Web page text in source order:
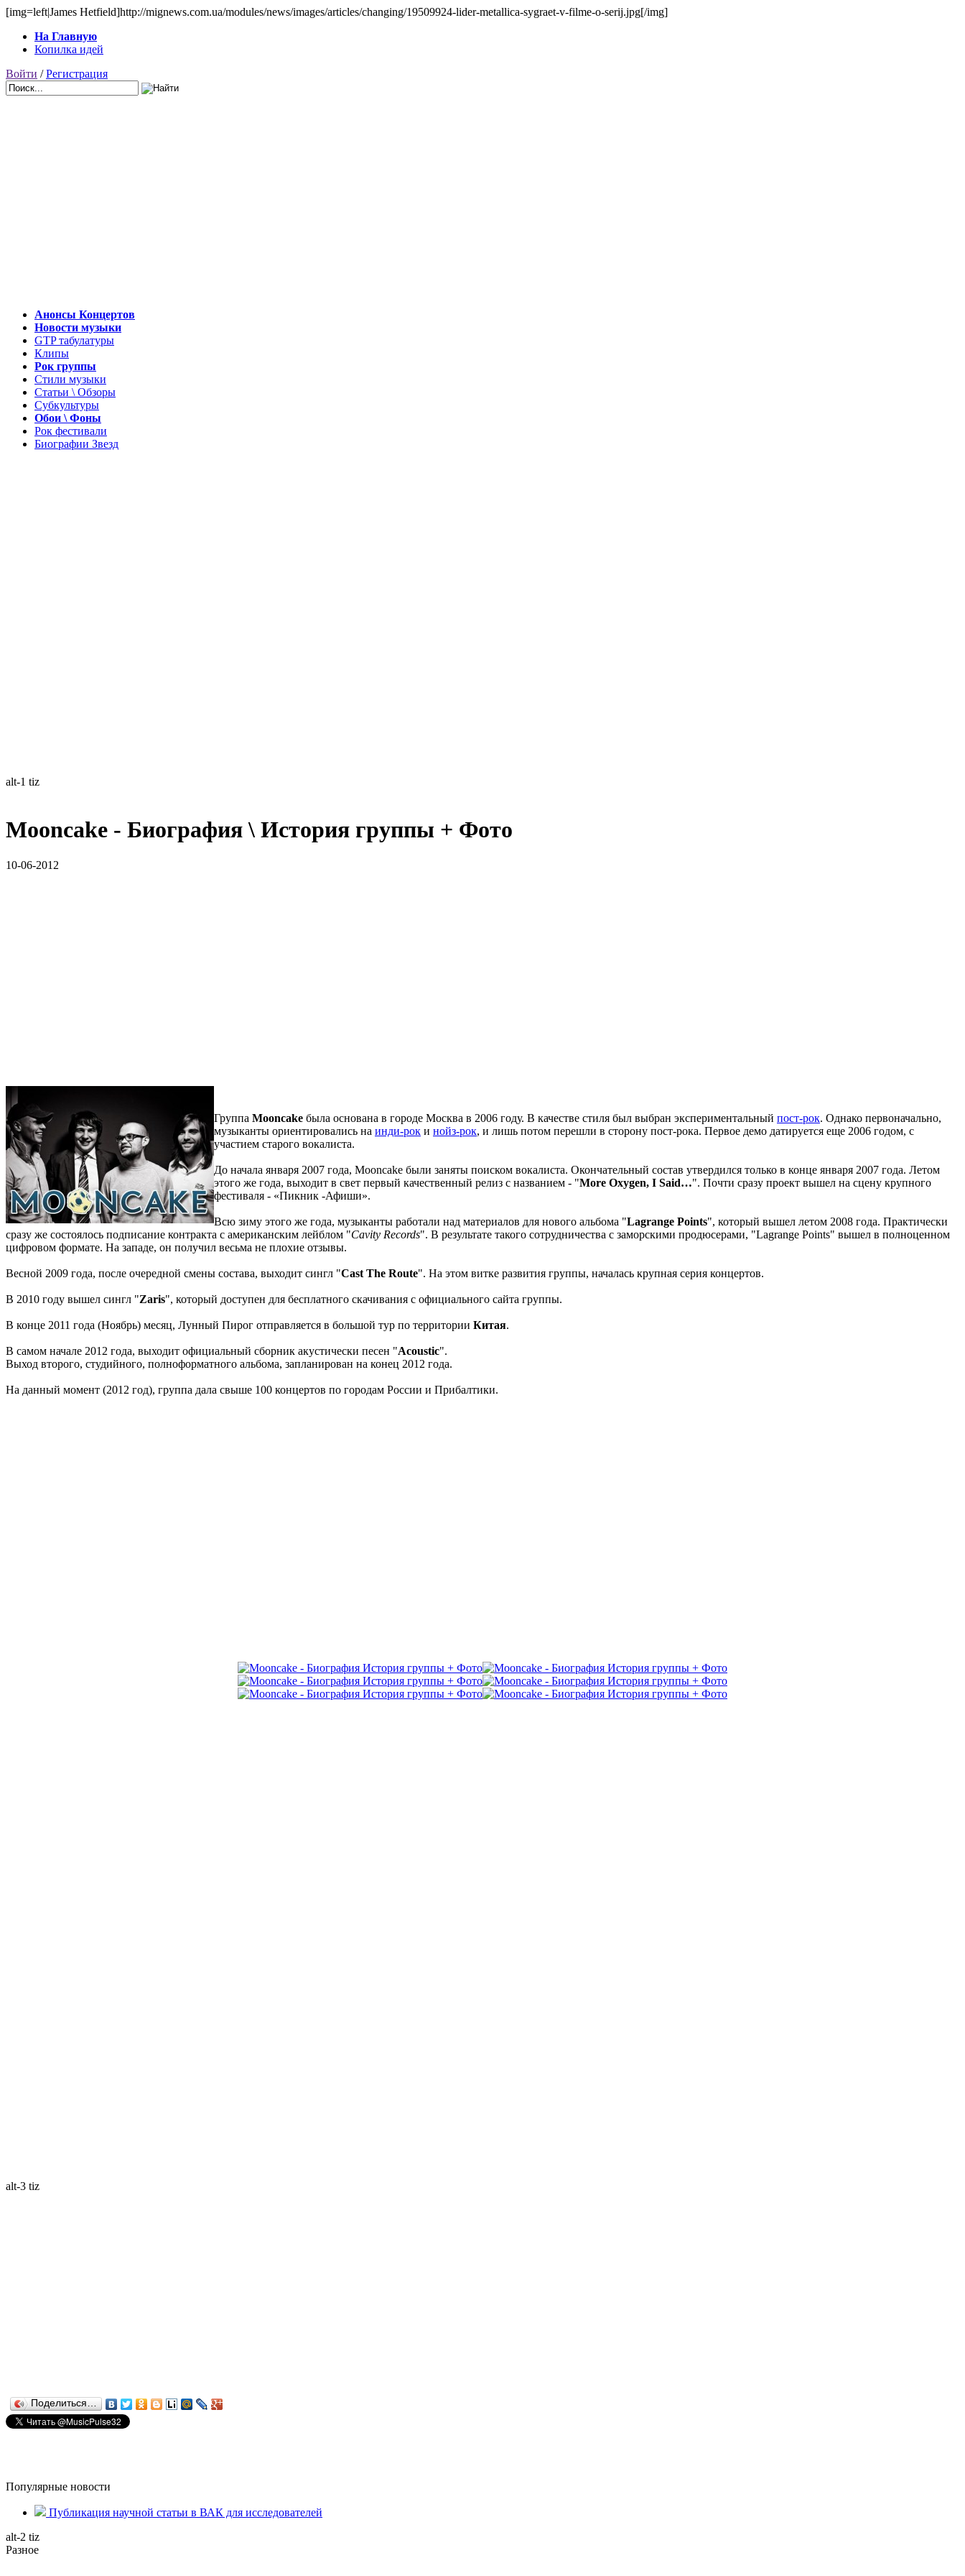
[img=left|James Hetfield]http://mignews.com.ua/modules/news/images/articles/changing/19509924-lider-metallica-sygraet-v-filme-o-serij.jpg[/img]
На Главную
Копилка идей
Войти /Регистрация
Анонсы Концертов
Новости музыки
GTP табулатуры
Клипы
Рок группы
Стили музыки
Статьи \ Обзоры
Субкультуры
Обои \ Фоны
Рок фестивали
Биографии Звезд
alt-1 tiz
Mooncake - Биография \ История группы + Фото
10-06-2012
Группа Mooncake была основана в городе Москва в 2006 году. В качестве стиля был выбран экспериментальный пост-рок. Однако первоначально,
музыканты ориентировались на инди-рок и нойз-рок, и лишь потом перешли в сторону пост-рока. Первое демо датируется еще 2006 годом, с
участием старого вокалиста.
До начала января 2007 года, Mooncake были заняты поиском вокалиста. Окончательный состав утвердился только в конце января 2007 года. Летом
этого же года, выходит в свет первый качественный релиз с названием - "More Oxygen, I Said…". Почти сразу проект вышел на сцену крупного
фестиваля - «Пикник -Афиши».
Всю зиму этого же года, музыканты работали над материалов для нового альбома "Lagrange Points", который вышел летом 2008 года. Практически
сразу же состоялось подписание контракта с американским лейблом "Cavity Records". В результате такого сотрудничества с заморскими продюсерами, "Lagrange Points" вышел в полноценном
цифровом формате. На западе, он получил весьма не плохие отзывы.
Весной 2009 года, после очередной смены состава, выходит сингл "Cast The Route". На этом витке развития группы, началась крупная серия концертов.
В 2010 году вышел сингл "Zaris", который доступен для бесплатного скачивания с официального сайта группы.
В конце 2011 года (Ноябрь) месяц, Лунный Пирог отправляется в большой тур по территории Китая.
В самом начале 2012 года, выходит официальный сборник акустически песен "Acoustic".
Выход второго, студийного, полноформатного альбома, запланирован на конец 2012 года.
На данный момент (2012 год), группа дала свыше 100 концертов по городам России и Прибалтики.
alt-3 tiz
Поделиться…
Популярные новости
Публикация научной статьи в ВАК для исследователей
alt-2 tiz
Разное